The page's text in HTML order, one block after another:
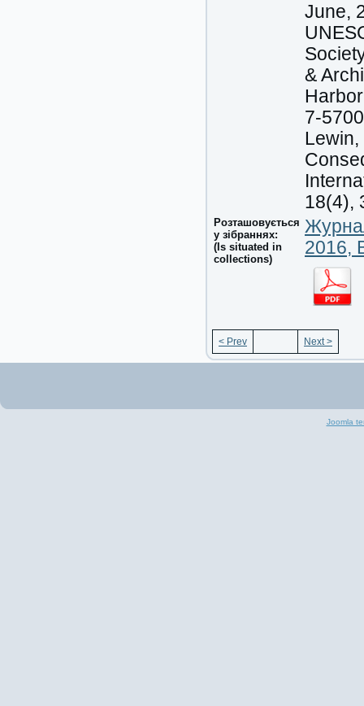
June,
&
7-
18(4),
Розташовується
у зібраннях:
(Is situated in
collections)
2016,
< Prev Next >
Joomla